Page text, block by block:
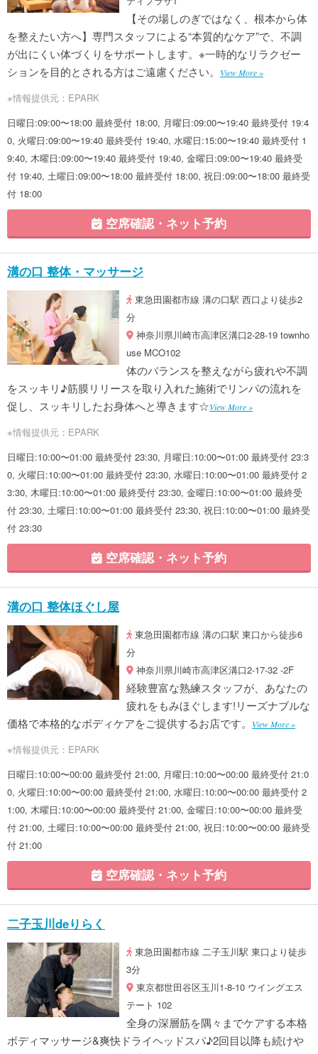
【その場しのぎではなく、根本から体
を整えたい方へ】専門スタッフによる“本質的なケア”で、不調
が出にくい体づくりをサポートします。※一時的なリラクゼー
ションを目的とされる方はご遠慮ください。
View More »
※情報提供元：EPARK
日曜日:09:00〜18:00 最終受付 18:00, 月曜日:09:00〜19:40 最終受付 19:4
0, 火曜日:09:00〜19:40 最終受付 19:40, 水曜日:15:00〜19:40 最終受付 1
9:40, 木曜日:09:00〜19:40 最終受付 19:40, 金曜日:09:00〜19:40 最終受
付 19:40, 土曜日:09:00〜18:00 最終受付 18:00, 祝日:09:00〜18:00 最終受
付 18:00
空席確認・ネット予約
溝の口 整体・マッサージ
東急田園都市線 溝の口駅 西口より徒歩2
分
神奈川県川崎市高津区溝口2-28-19 townho
use MCO102
体のバランスを整えながら疲れや不調
をスッキリ♪筋膜リリースを取り入れた施術でリンパの流れを
促し、スッキリしたお身体へと導きます☆View More »
※情報提供元：EPARK
日曜日:10:00〜01:00 最終受付 23:30, 月曜日:10:00〜01:00 最終受付 23:3
0, 火曜日:10:00〜01:00 最終受付 23:30, 水曜日:10:00〜01:00 最終受付 2
3:30, 木曜日:10:00〜01:00 最終受付 23:30, 金曜日:10:00〜01:00 最終受
付 23:30, 土曜日:10:00〜01:00 最終受付 23:30, 祝日:10:00〜01:00 最終受
付 23:30
空席確認・ネット予約
溝の口 整体ほぐし屋
東急田園都市線 溝の口駅 東口から徒歩6
分
神奈川県川崎市高津区溝口2-17-32 -2F
経験豊富な熟練スタッフが、あなたの
疲れをもみほぐします!リーズナブルな
価格で本格的なボディケアをご提供するお店です。
View More »
※情報提供元：EPARK
日曜日:10:00〜00:00 最終受付 21:00, 月曜日:10:00〜00:00 最終受付 21:0
0, 火曜日:10:00〜00:00 最終受付 21:00, 水曜日:10:00〜00:00 最終受付 2
1:00, 木曜日:10:00〜00:00 最終受付 21:00, 金曜日:10:00〜00:00 最終受
付 21:00, 土曜日:10:00〜00:00 最終受付 21:00, 祝日:10:00〜00:00 最終受
付 21:00
空席確認・ネット予約
二子玉川deりらく
東急田園都市線 二子玉川駅 東口より徒歩
3分
東京都世田谷区玉川1-8-10 ウイングエス
テート 102
全身の深層筋を隅々までケアする本格
ボディマッサージ&爽快ドライヘッドスパ♪2回目以降も続けや